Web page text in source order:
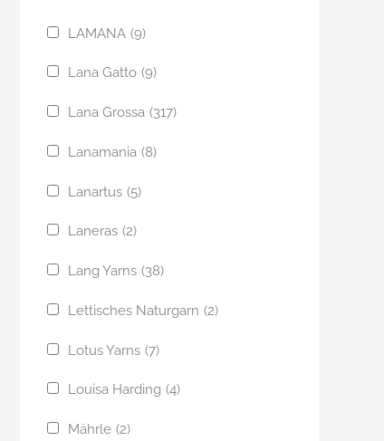
LAMANA (9)
Lana Gatto (9)
Lana Grossa (317)
Lanamania (8)
Lanartus (5)
Laneras (2)
Lang Yarns (38)
Lettisches Naturgarn (2)
Lotus Yarns (7)
Louisa Harding (4)
Mährle (2)